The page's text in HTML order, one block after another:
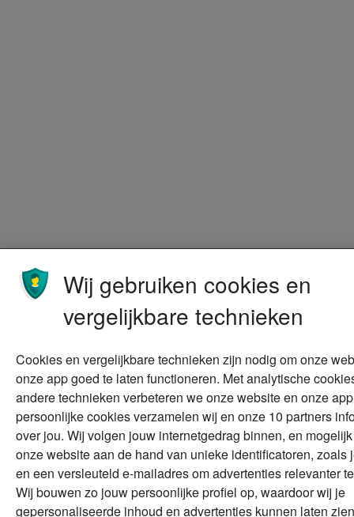
Wij gebruiken cookies en
vergelijkbare technieken
Cookies en vergelijkbare technieken zijn nodig om onze
onze app goed te laten functioneren. Met analytische
andere technieken verbeteren we onze website en onze
persoonlijke cookies verzamelen wij en onze 10 partners
over jou. Wij volgen jouw internetgedrag binnen, en
onze website aan de hand van unieke identificatoren, zoals
en een versleuteld e-mailadres om advertenties relevanter
Wij bouwen zo jouw persoonlijke profiel op, waardoor wij je
gepersonaliseerde inhoud en advertenties kunnen laten